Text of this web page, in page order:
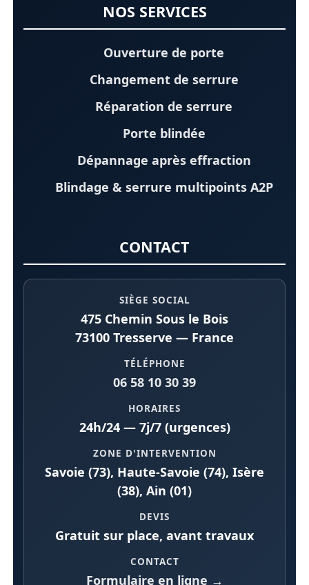
NOS SERVICES
Ouverture de porte
Changement de serrure
Réparation de serrure
Porte blindée
Dépannage après effraction
Blindage & serrure multipoints A2P
CONTACT
SIÈGE SOCIAL
475 Chemin Sous le Bois
73100 Tresserve — France
TÉLÉPHONE
06 58 10 30 39
HORAIRES
24h/24 — 7j/7 (urgences)
ZONE D'INTERVENTION
Savoie (73), Haute-Savoie (74), Isère
(38), Ain (01)
DEVIS
Gratuit sur place, avant travaux
CONTACT
Formulaire en ligne →